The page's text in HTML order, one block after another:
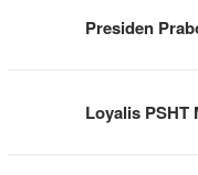
Presiden
Loyalis PSHT